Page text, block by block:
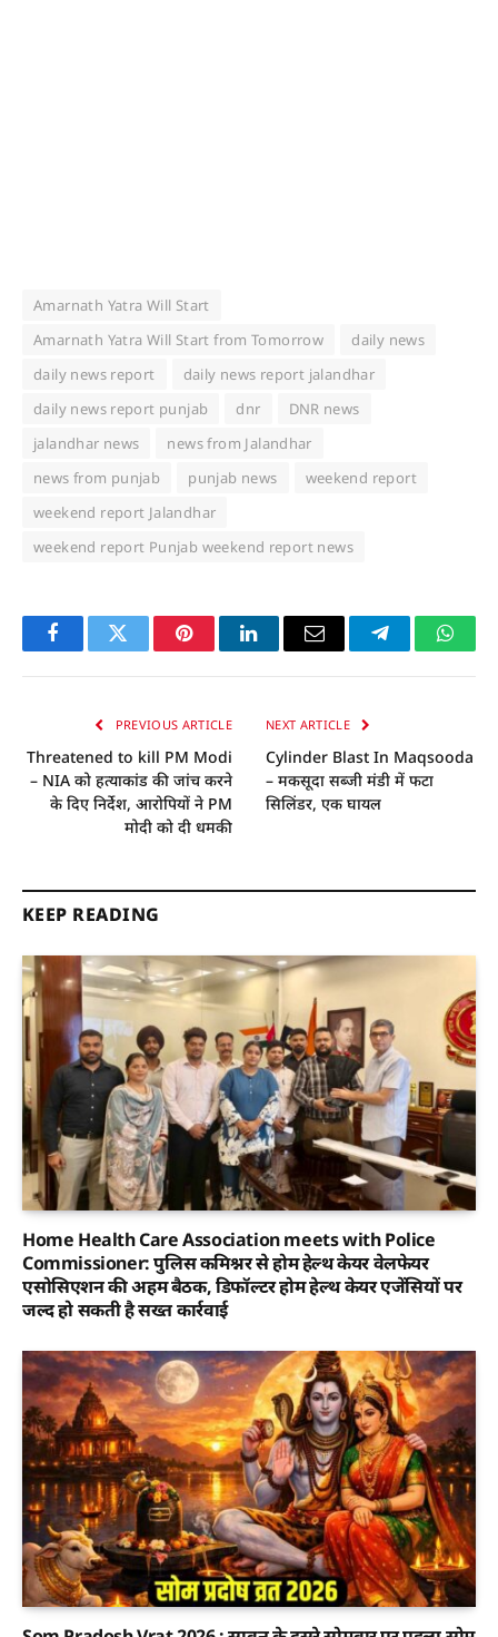
Amarnath Yatra Will Start
Amarnath Yatra Will Start from Tomorrow
daily news
daily news report
daily news report jalandhar
daily news report punjab
dnr
DNR news
jalandhar news
news from Jalandhar
news from punjab
punjab news
weekend report
weekend report Jalandhar
weekend report Punjab weekend report news
FacebookTwitter PinterestLinkedInEmail Telegram
PREVIOUS ARTICLE
Threatened to kill PM Modi
– NIA को हत्याकांड की जांच करने
के दिए निर्देश, आरोपियों ने PM
मोदी को दी धमकी
NEXT ARTICLE
Cylinder Blast In Maqsooda
– मकसूदा सब्जी मंडी में फटा
सिलिंडर, एक घायल
KEEP READING
Home Health Care Association meets with Police
Commissioner: पुलिस कमिश्नर से होम हेल्थ केयर वेलफेयर
एसोसिएशन की अहम बैठक, डिफॉल्टर होम हेल्थ केयर एजेंसियों पर
जल्द हो सकती है सख्त कार्रवाई